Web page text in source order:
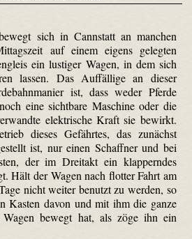
sich in Cannstatt an manchen
auf einem eigens gelegten
ein lustiger Wagen, in dem sich
lassen. Das Auffällige an dieser
ist, dass weder Pferde
eine sichtbare Maschine oder die
elektrische Kraft sie bewirkt.
dieses Gefährtes, das zunächst
ist, nur einen Schaffner und bei
der im Dreitakt ein klapperndes
Hält der Wagen nach flotter Fahrt am
nicht weiter benutzt zu werden, so
Kasten davon und mit ihm die ganze
bewegt hat, als zöge ihn ein